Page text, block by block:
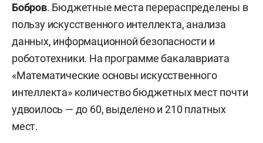
«Из-за повышения минимальных баллов ЕГЭ со
стороны минобрнауки отсеется часть
абитуриентов с низкими результатами, поэтому
борьба за бюджет станет более качественной»,
— отмечают вКГАУ.
Перенастройка коснется и обязательного
набора ЕГЭ для технических специальностей.
Бобров. Бюджетные места перераспределены в
пользу искусственного интеллекта, анализа
данных, информационной безопасности и
робототехники. На программе бакалавриата
«Математические основы искусственного
интеллекта» количество бюджетных мест почти
удвоилось — до 60, выделено и 210 платных
мест.